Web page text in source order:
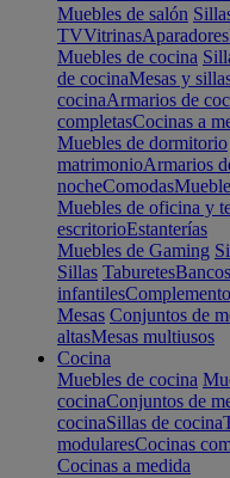
Muebles de salón
TVVitrinasAparadores
Muebles de cocina
de cocinaMesas y
cocinaArmarios de
completasCocinas a
Muebles de dormitorio
matrimonioArmarios
nocheComodas
Muebles de oficina y
escritorioEstanterías
Muebles de Gaming
Sillas TaburetesBancos
infantiles
Mesas Conjuntos de
altasMesas multiusos
Cocina
Muebles de cocina
cocinaConjuntos de
cocinaSillas de cocina
modularesCocinas
Cocinas a medida